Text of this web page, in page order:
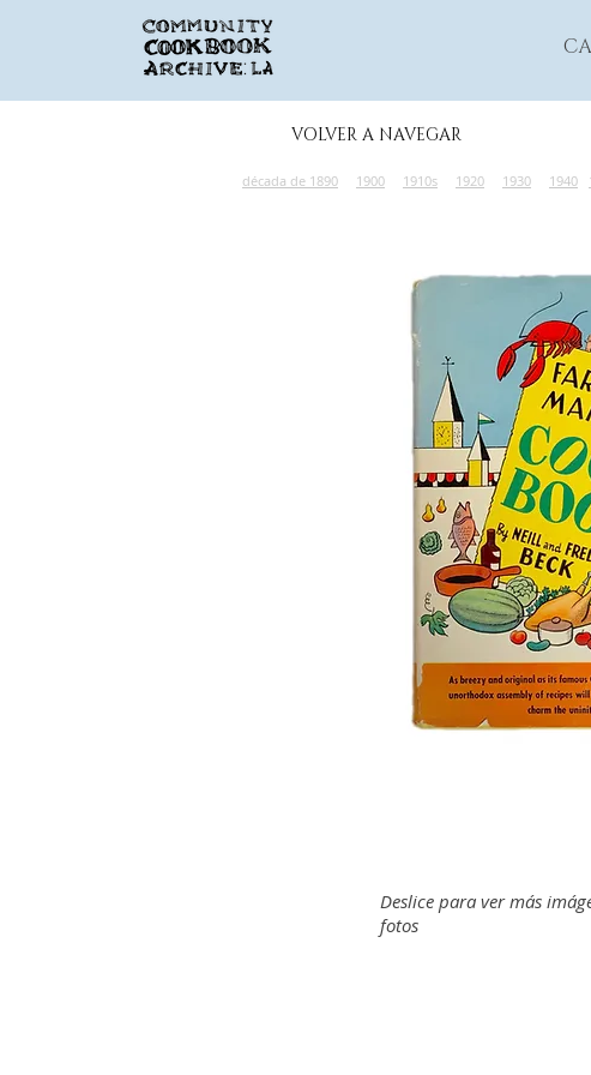
VOLVER A NAVEGAR
década de 1890 1900 1910s 1920 1930 1940
Deslice para ver más
fotos